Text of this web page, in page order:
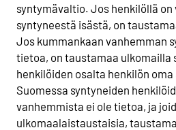
syntymävaltio. Jos henkilöllä
syntyneestä isästä, on
Jos kummankaan vanhemman
tietoa, on taustamaa ulkomailla
henkilöiden osalta henkilön
Suomessa syntyneiden
vanhemmista ei ole tietoa, ja
ulkomaalaistaustaisia,